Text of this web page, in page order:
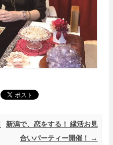
新潟で、恋をする！ 縁活お見
合いパーティー開催！
→